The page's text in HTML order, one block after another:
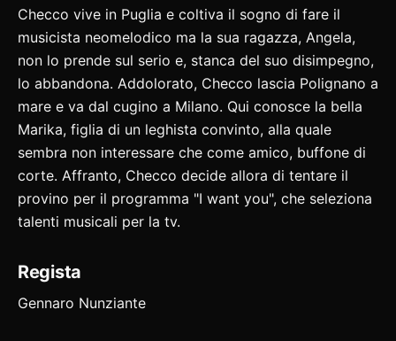
Checco vive in Puglia e coltiva il sogno di fare il
musicista neomelodico ma la sua ragazza, Angela,
non lo prende sul serio e, stanca del suo disimpegno,
lo abbandona. Addolorato, Checco lascia Polignano a
mare e va dal cugino a Milano. Qui conosce la bella
Marika, figlia di un leghista convinto, alla quale
sembra non interessare che come amico, buffone di
corte. Affranto, Checco decide allora di tentare il
provino per il programma "I want you", che seleziona
talenti musicali per la tv.
Regista
Gennaro Nunziante